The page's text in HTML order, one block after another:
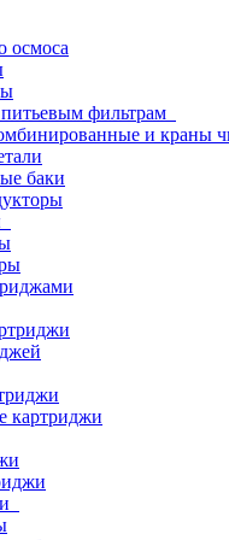
осмоса
фильтрам
и краны
баки
картриджи